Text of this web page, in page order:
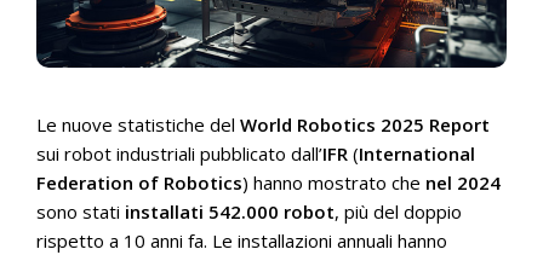
Le nuove statistiche del World Robotics 2025 Report
sui robot industriali pubblicato dall’IFR (International
Federation of Robotics) hanno mostrato che nel 2024
sono stati installati 542.000 robot, più del doppio
rispetto a 10 anni fa. Le installazioni annuali hanno